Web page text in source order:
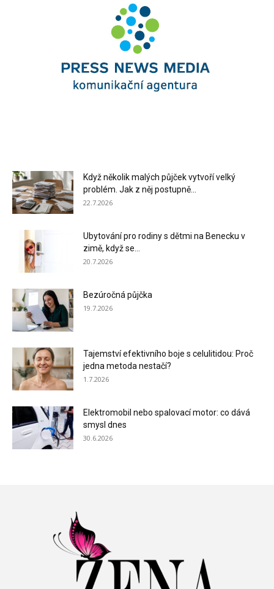
Když několik malých půjček vytvoří velký
problém. Jak z něj postupně...
22.7.2026
Ubytování pro rodiny s dětmi na Benecku v
zimě, když se...
20.7.2026
Bezúročná půjčka
19.7.2026
Tajemství efektivního boje s celulitidou: Proč
jedna metoda nestačí?
1.7.2026
Elektromobil nebo spalovací motor: co dává
smysl dnes
30.6.2026